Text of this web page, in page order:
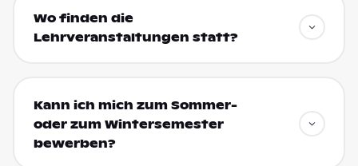
Wo finden die
Lehrveranstaltungen statt?
Kann ich mich zum Sommer-
oder zum Wintersemester
bewerben?